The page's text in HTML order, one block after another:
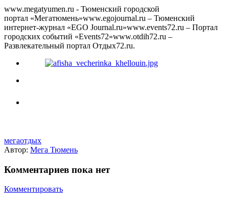
www.megatyumen.ru - Тюменский городской
портал «Мегатюмень»www.egojournal.ru – Тюменский
интернет-журнал «EGO Journal.ru»www.events72.ru – Портал
городских событий «Events72»www.otdih72.ru –
Развлекательный портал Отдых72.ru.
мегаотдых
Автор: Мега Тюмень
Комментариев пока нет
Комментировать